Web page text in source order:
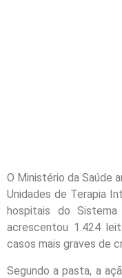
O Ministério da Saúde
Unidades de Terapia
hospitais do
acrescentou 1.424
casos mais graves de
Segundo a pasta, a